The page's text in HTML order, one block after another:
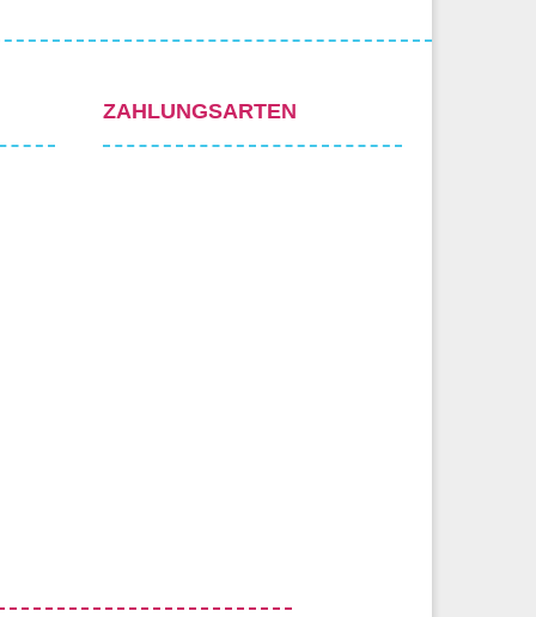
ZAHLUNGSARTEN